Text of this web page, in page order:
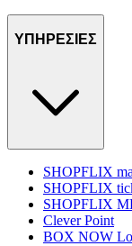
ΥΠΗΡΕΣΙΕΣ
SHOPFLIX
SHOPFLIX
SHOPFLIX
Clever Point
BOX NOW